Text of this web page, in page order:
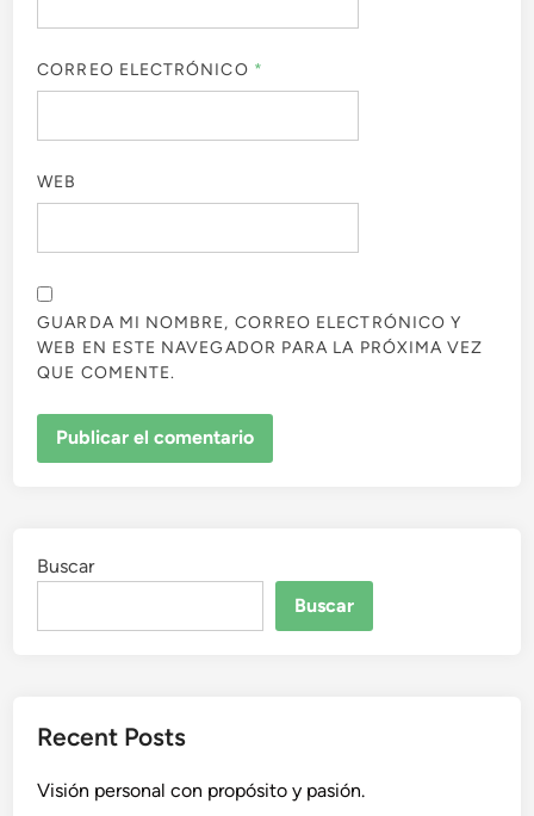
CORREO ELECTRÓNICO *
WEB
GUARDA MI NOMBRE, CORREO ELECTRÓNICO Y
WEB EN ESTE NAVEGADOR PARA LA PRÓXIMA VEZ
QUE COMENTE.
Buscar
Buscar
Recent Posts
Visión personal con propósito y pasión.